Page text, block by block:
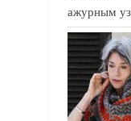
ажурным